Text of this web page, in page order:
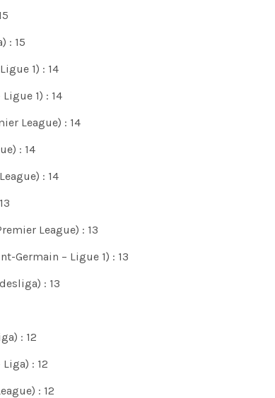
: 15
1) : 14
1) : 14
League) : 14
: 14
: 14
League) : 13
Germain – Ligue 1) : 13
: 13
: 12
: 12
: 12